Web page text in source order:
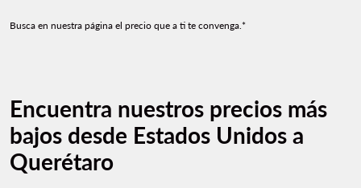
Busca en nuestra página el precio que a ti te convenga.*
Encuentra nuestros precios más
bajos desde Estados Unidos a
Querétaro